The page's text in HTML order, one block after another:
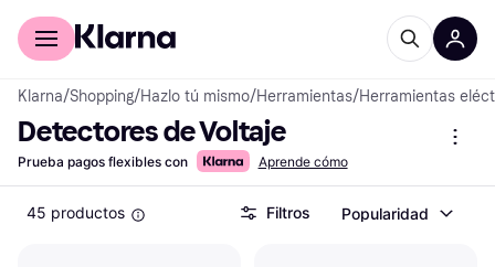
Comprar con Klarna
Klarna/Shopping/Hazlo tú mismo/Herramientas/Herramientas
Detectores de Voltaje
Prueba pagos flexibles con Aprende cómo
45 productos Filtros Popularidad